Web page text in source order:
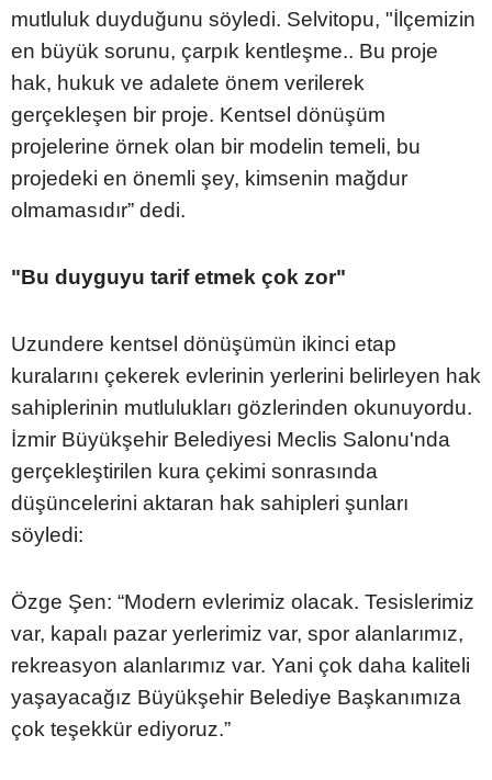
mutluluk duyduğunu söyledi. Selvitopu, "İlçemizin
en büyük sorunu, çarpık kentleşme.. Bu proje
hak, hukuk ve adalete önem verilerek
gerçekleşen bir proje. Kentsel dönüşüm
projelerine örnek olan bir modelin temeli, bu
projedeki en önemli şey, kimsenin mağdur
olmamasıdır” dedi.
"Bu duyguyu tarif etmek çok zor"
Uzundere kentsel dönüşümün ikinci etap
kuralarını çekerek evlerinin yerlerini belirleyen hak
sahiplerinin mutlulukları gözlerinden okunuyordu.
İzmir Büyükşehir Belediyesi Meclis Salonu'nda
gerçekleştirilen kura çekimi sonrasında
düşüncelerini aktaran hak sahipleri şunları
söyledi:
Özge Şen: “Modern evlerimiz olacak. Tesislerimiz
var, kapalı pazar yerlerimiz var, spor alanlarımız,
rekreasyon alanlarımız var. Yani çok daha kaliteli
yaşayacağız Büyükşehir Belediye Başkanımıza
çok teşekkür ediyoruz.”